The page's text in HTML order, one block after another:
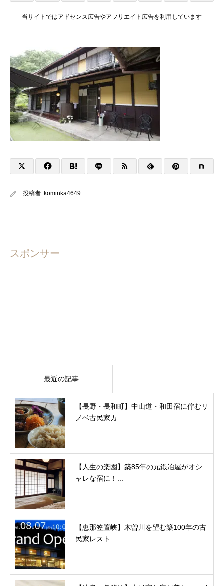
当サイトではアドセンス広告やアフリエイト広告を利用しています
投稿者: kominka4649
スポンサー
最近の記事
【長野・長和町】中山道・和田宿に佇むリ
ノベ古民家カ...
【人生の楽園】築85年の元鍛冶屋がオシ
ャレな宿に！...
【恵那笠置峡】木曽川を望む築100年の古
民家レスト...